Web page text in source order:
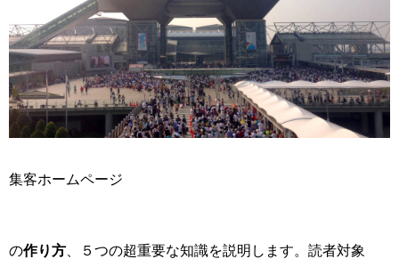
集客ホームページ
の作り方 、５つの超重要な知識を説明します。読者対象